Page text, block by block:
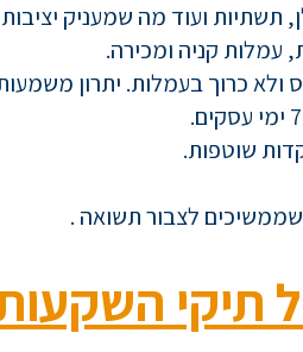
תשתיות ועוד מה שמעניק
עמלות קניה ומכירה.
ולא כרוך בעמלות. יתרון
שוטפות.
שממשיכים לצבור תשואה .
תיקי